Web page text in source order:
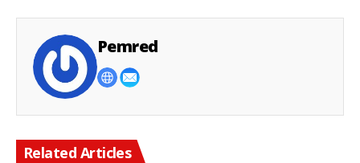
Pemred
Related Articles